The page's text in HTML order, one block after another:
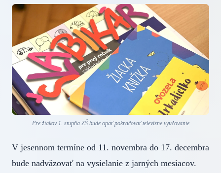
Pre žiakov 1. stupňa ZŠ bude opäť pokračovať televízne vyučovanie
V jesennom termíne od 11. novembra do 17. decembra
bude nadväzovať na vysielanie z jarných mesiacov.